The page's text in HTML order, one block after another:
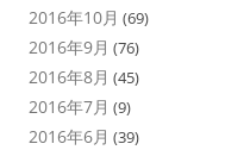
2016年10月 (69)
2016年9月 (76)
2016年8月 (45)
2016年7月 (9)
2016年6月 (39)